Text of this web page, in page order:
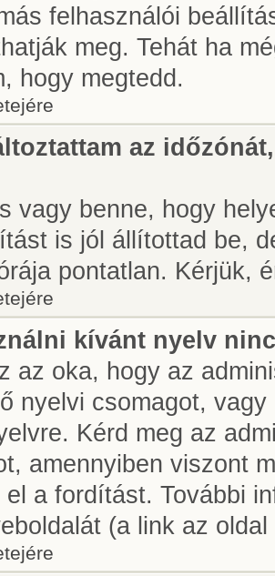
felhasználói
meg. Tehát ha
hogy megtedd.
az
vagy benne, hogy
is jól állítottad be,
pontatlan. Kérjük,
kívánt nyelv
az oka, hogy az
nyelvi csomagot,
Kérd meg az
amennyiben viszont
a fordítást. További
(a link az